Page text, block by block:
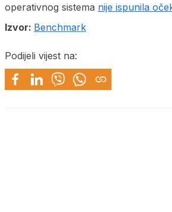
operativnog sistema nije ispunila
Izvor: Benchmark
Podijeli vijest na: